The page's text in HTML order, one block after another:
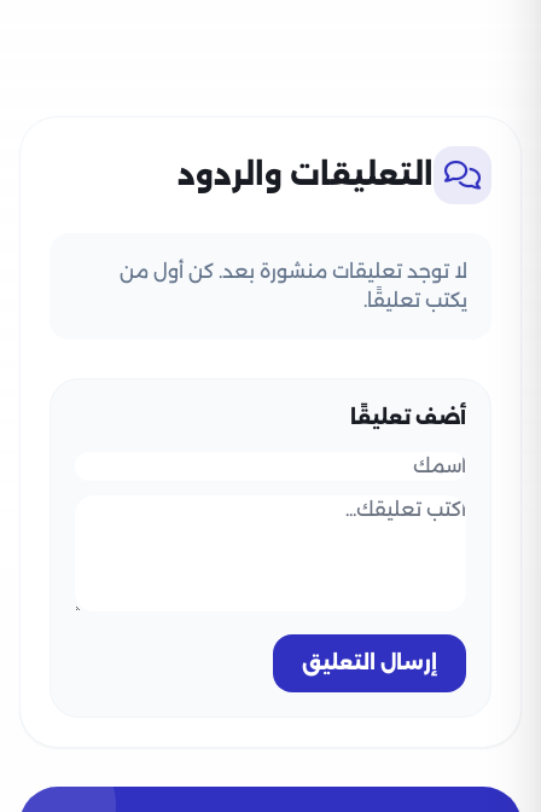
التعليقات والردود
لا توجد تعليقات منشورة بعد. كن أول من
يكتب تعليقًا.
أضف تعليقًا
إرسال التعليق